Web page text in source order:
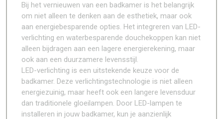
Bij het vernieuwen van een badkamer is het belangrijk
om niet alleen te denken aan de esthetiek, maar ook
aan energiebesparende opties. Het integreren van LED-
verlichting en waterbesparende douchekoppen kan niet
alleen bijdragen aan een lagere energierekening, maar
ook aan een duurzamere levensstijl.
LED-verlichting is een uitstekende keuze voor de
badkamer. Deze verlichtingstechnologie is niet alleen
energiezuinig, maar heeft ook een langere levensduur
dan traditionele gloeilampen. Door LED-lampen te
installeren in jouw badkamer, kun je aanzienlijk